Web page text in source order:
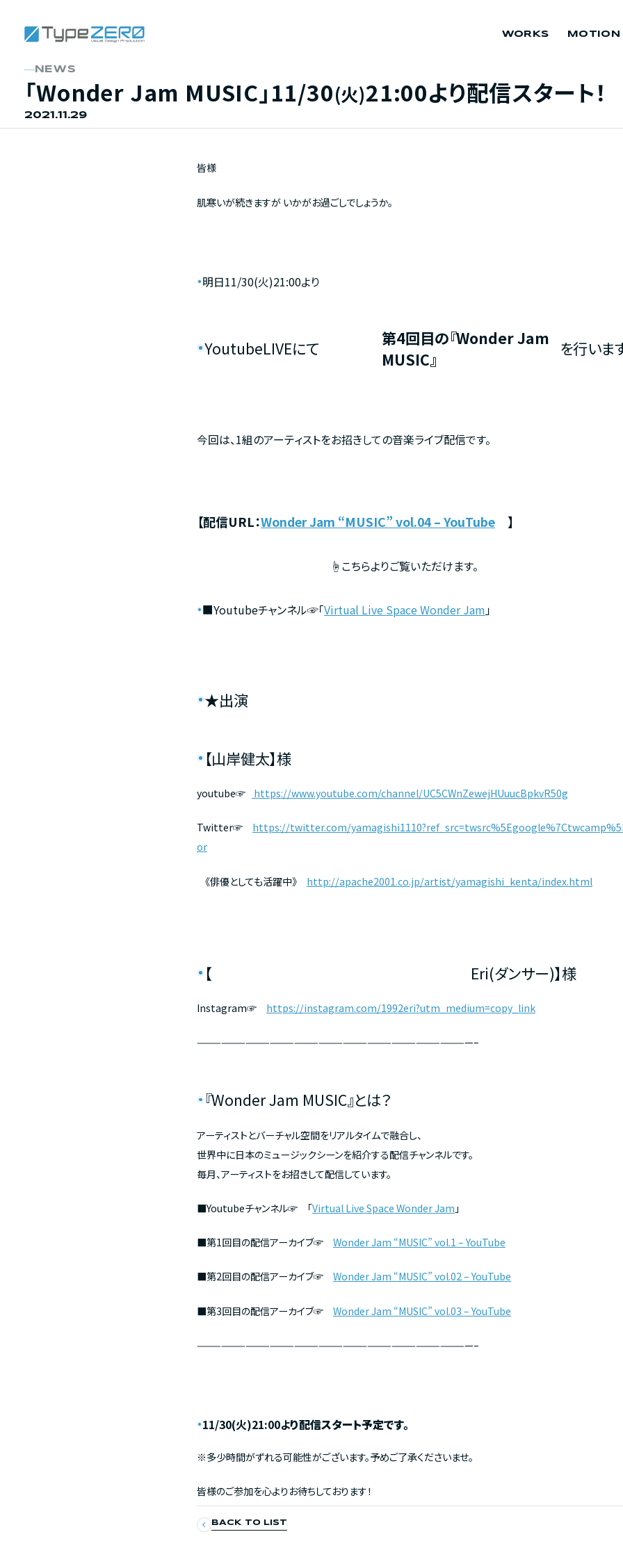
WORKS MOTION
NEWS
「Wonder Jam MUSIC」11/30(火)21:00より配信スタート！
2021.11.29
皆様
肌寒いが続きますが いかがお過ごしでしょうか。
明日11/30(火)21:00より
YoutubeLIVEにて
第4回目の『Wonder Jam
MUSIC』
を行いま
今回は、1組のアーティストをお招きしての音楽ライブ配信です。
【配信URL：Wonder Jam “MUSIC” vol.04 – YouTube】
☝ こちらよりご覧いただけます。
■Youtubeチャンネル☞「Virtual Live Space Wonder Jam」
★出演
【山岸健太】様
youtube☞ https://www.youtube.com/channel/UC5CWnZewejHUuucBpkvR50g
Twitter☞ https://twitter.com/
or
《俳優としても活躍中》 http://apache2001.co.jp/artist/yamagishi_kenta/index.html
【 Eri(ダンサー)】様
Instagram☞ https://instagram.com/1992eri?utm_medium=copy_link
——————————————————————————————————–
『Wonder Jam MUSIC』とは？
アーティストとバーチャル空間をリアルタイムで融合し、
世界中に日本のミュージックシーンを紹介する配信チャンネルです。
毎月、アーティストをお招きして配信しています。
■Youtubeチャンネル☞ 「Virtual Live Space Wonder Jam 」
■第1回目の配信アーカイブ☞ Wonder Jam “MUSIC” vol.1 – YouTube
■第2回目の配信アーカイブ☞ Wonder Jam “MUSIC” vol.02 – YouTube
■第3回目の配信アーカイブ☞ Wonder Jam “MUSIC” vol.03 – YouTube
——————————————————————————————————–
11/30(火)21:00より配信スタート予定です。
※多少時間がずれる可能性がございます。予めご了承くださいませ。
皆様のご参加を心よりお待ちしております！
BACK TO LIST